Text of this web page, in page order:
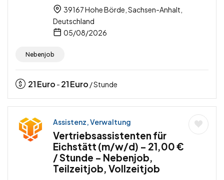
39167 Hohe Börde, Sachsen-Anhalt,
Deutschland
05/08/2026
Nebenjob
21Euro - 21Euro / Stunde
Assistenz, Verwaltung
Vertriebsassistenten für
Eichstätt (m/w/d) – 21,00 €
/ Stunde – Nebenjob,
Teilzeitjob, Vollzeitjob